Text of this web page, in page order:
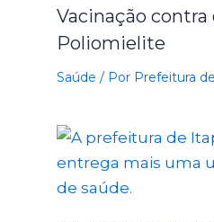
Vacinação contra
Poliomielite
Saúde / Por Prefeitura